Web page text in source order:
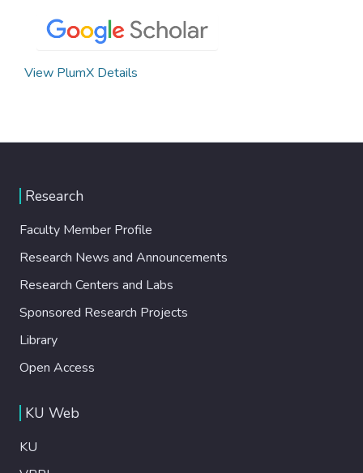
View PlumX Details
Research
Faculty Member Profile
Research News and Announcements
Research Centers and Labs
Sponsored Research Projects
Library
Open Access
KU Web
KU